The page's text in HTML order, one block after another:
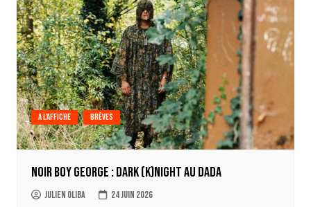
A l'affiche Brèves
Noir Boy George : Dark (k)Night au Dada
Julien Oliba 24 juin 2026